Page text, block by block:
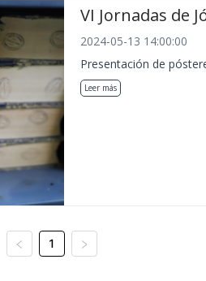
VI Jornadas de
2024-05-13 14:00:00
Presentación de
Leer más
1